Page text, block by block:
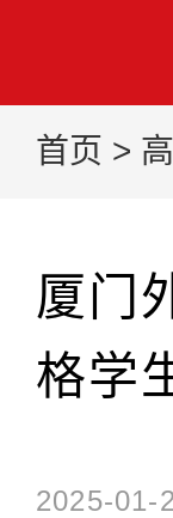
首页 >
厦门
格学
2025-01-